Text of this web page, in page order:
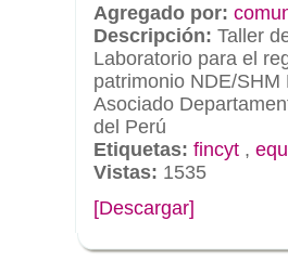
Agregado por:
Descripción: Taller
Laboratorio para el
patrimonio NDE/
Asociado
del Perú
Etiquetas: fincyt ,
Vistas: 1535
[Descargar]